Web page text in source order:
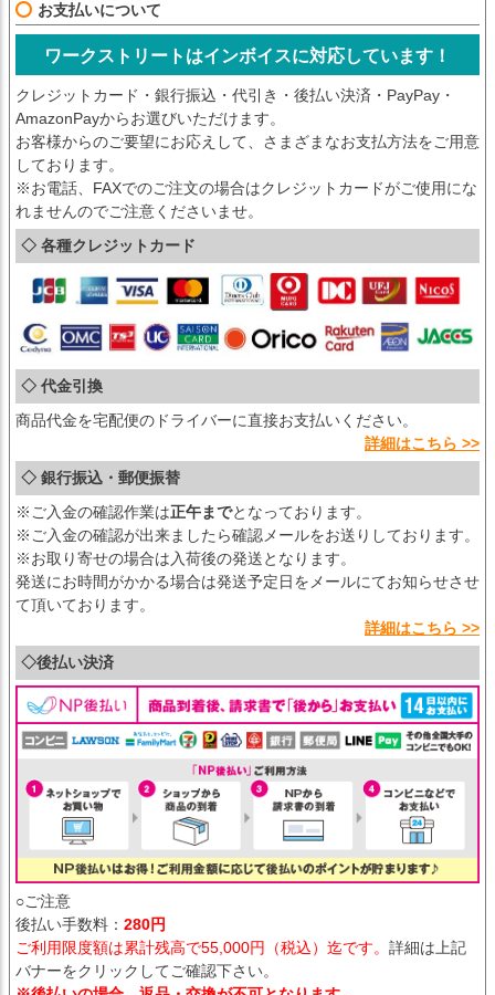
お支払いについて
ワークストリートはインボイスに対応しています！
クレジットカード・銀行振込・代引き・後払い決済・PayPay・
AmazonPayからお選びいただけます。
お客様からのご要望にお応えして、さまざまなお支払方法をご用意
しております。
※お電話、FAXでのご注文の場合はクレジットカードがご使用にな
れませんのでご注意くださいませ。
◇ 各種クレジットカード
◇ 代金引換
商品代金を宅配便のドライバーに直接お支払いください。
詳細はこちら >>
◇ 銀行振込・郵便振替
※ご入金の確認作業は正午までとなっております。
※ご入金の確認が出来ましたら確認メールをお送りしております。
※お取り寄せの場合は入荷後の発送となります。
発送にお時間がかかる場合は発送予定日をメールにてお知らせさせ
て頂いております。
詳細はこちら >>
◇後払い決済
○ご注意
後払い手数料： 280円
ご利用限度額は累計残高で55,000円（税込）迄です。 詳細は上記
バナーをクリックしてご確認下さい。